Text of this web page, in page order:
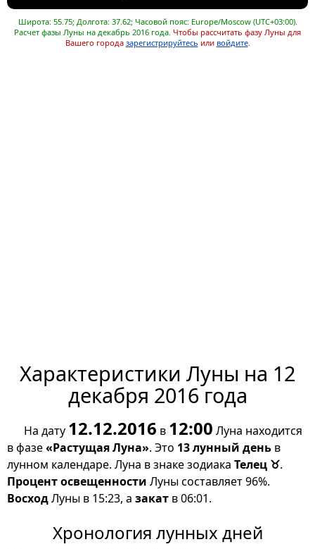
Широта: 55.75; Долгота: 37.62; Часовой пояс: Europe/Moscow (UTC+03:00).
Расчет фазы Луны на декабрь 2016 года. Чтобы рассчитать фазу Луны для
Вашего города зарегистрируйтесь или войдите.
Характеристики Луны на 12
декабря 2016 года
На дату 12.12.2016 в 12:00 Луна находится
в фазе«Растущая Луна». Это 13 лунный день в
лунном календаре. Луна в знаке зодиака Телец ♉.
Процент освещенности Луны составляет 96%.
ВосходЛуны в 15:23, а закат в 06:01.
Хронология лунных дней